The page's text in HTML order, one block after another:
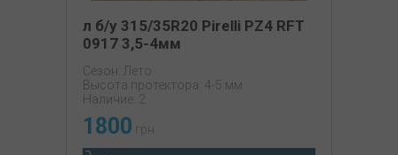
л б/у 315/35R20 Pirelli PZ4 RFT
0917 3,5-4мм
Сезон: Лето
Высота протектора: 4-5 мм
Наличие: 2
1800 грн